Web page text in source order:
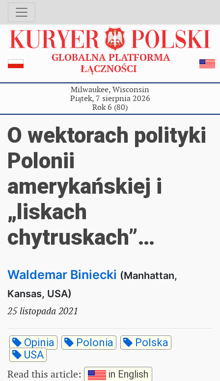
GLOBALNA PLATFORMA
ŁĄCZNOŚCI
Milwaukee, Wisconsin
Piątek, 7 sierpnia 2026
Rok 6 (80)
O wektorach polityki
Polonii
amerykańskiej i
„liskach
chytruskach”…
Waldemar Biniecki (Manhattan,
Kansas, USA)
25 listopada 2021
Opinia Polonia
Polska
USA
Read this article: in English